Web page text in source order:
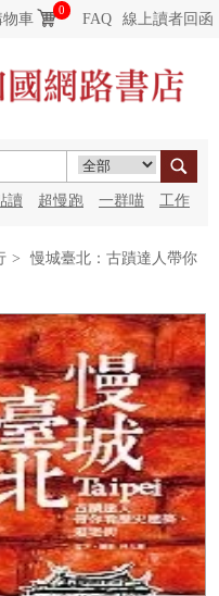
物車
0
FAQ 線上讀者回函
讀 超慢跑 一群喵 工作
> 慢城臺北：古蹟達人帶你